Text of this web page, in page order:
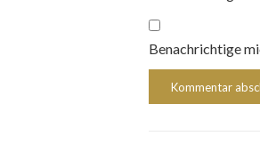
Benachrichtige